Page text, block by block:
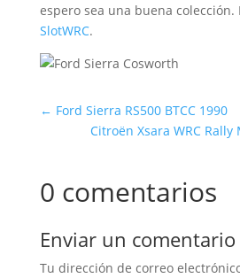
espero sea una buena
SlotWRC.
← Ford Sierra RS500 BTCC 1990
Citroën Xsara WRC
0 comentarios
Enviar un comentario
Tu dirección de correo